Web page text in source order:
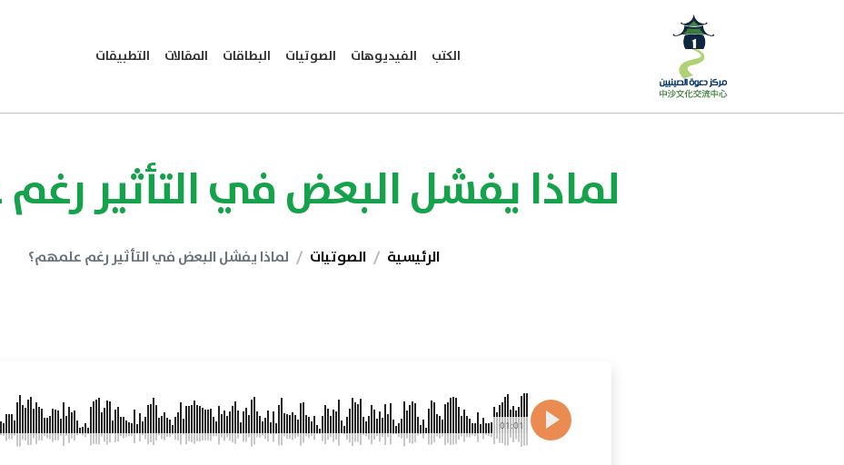
الكتب الفيديوهات الصوتيات البطاقات المقالات التطبيقات
لماذا يفشل البعض في التأثير
الرئيسية الصوتيات لماذا يفشل البعض في التأثير رغم علمهم؟
01:01